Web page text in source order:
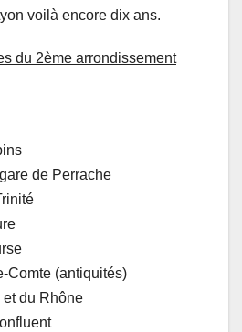
voilà encore dix ans.
du 2ème arrondissement
de Perrache
Comte (antiquités)
du Rhône